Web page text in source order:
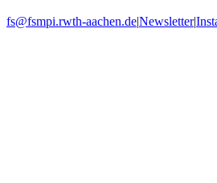
fs@fsmpi.rwth-aachen.de|Newsletter|